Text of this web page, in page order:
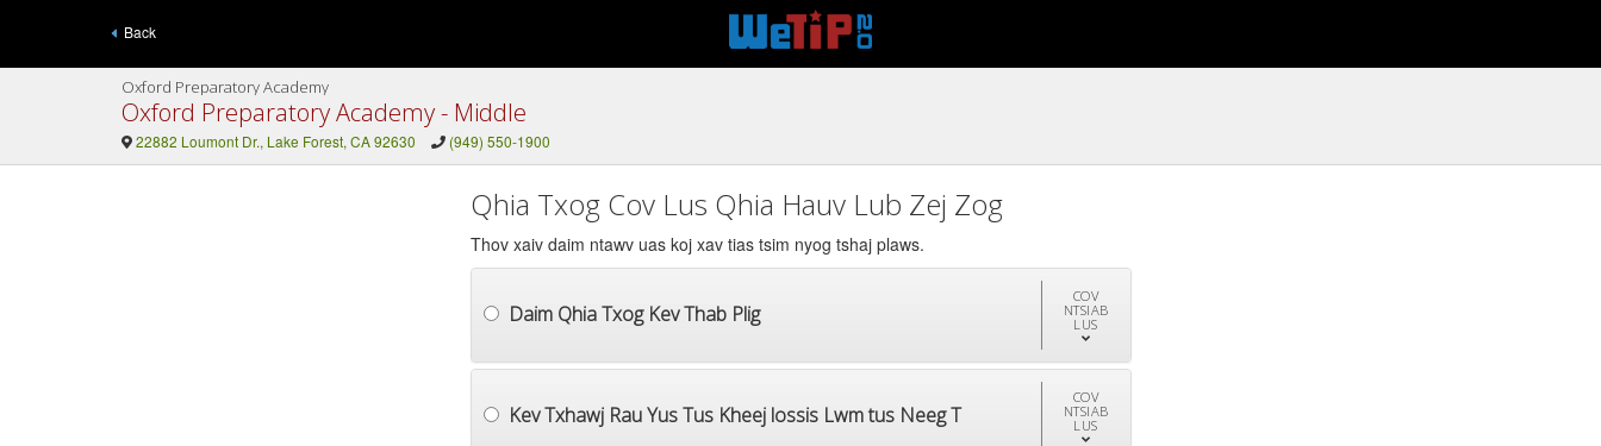
Back
Oxford Preparatory Academy
Oxford Preparatory Academy - Middle
22882 Loumont Dr., Lake Forest, CA 92630 (949) 550-1900
Qhia Txog Cov Lus Qhia Hauv Lub Zej Zog
Thov xaiv daim ntawv uas koj xav tias tsim nyog tshaj plaws.
Daim Qhia Txog Kev Thab Plig
COV
NTSIAB
LUS
Kev Txhawj Rau Yus Tus Kheej lossis Lwm tus Neeg T
COV
NTSIAB
LUS